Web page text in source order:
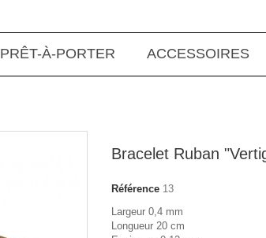
PRÊT-À-PORTER ACCESSOIRES
Bracelet Ruban
Référence 13
Largeur 0,4 mm
Longueur 20 cm